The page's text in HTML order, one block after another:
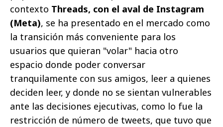
contexto Threads, con el aval de Instagram
(Meta), se ha presentado en el mercado como
la transición más conveniente para los
usuarios que quieran "volar" hacia otro
espacio donde poder conversar
tranquilamente con sus amigos, leer a quienes
deciden leer, y donde no se sientan vulnerables
ante las decisiones ejecutivas, como lo fue la
restricción de número de tweets, que tuvo que